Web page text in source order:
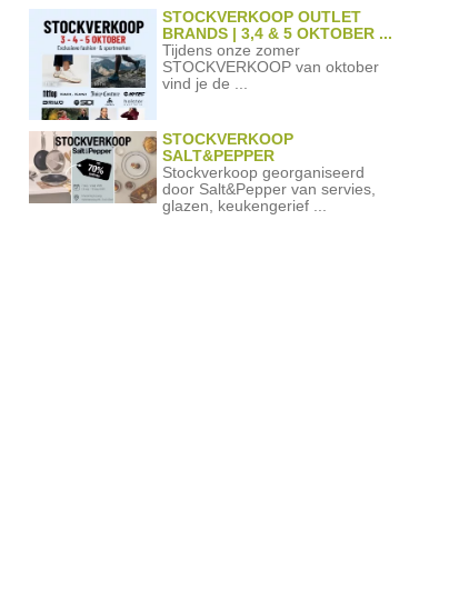
STOCKVERKOOP OUTLET
BRANDS | 3,4 & 5 OKTOBER ...
Tijdens onze zomer
STOCKVERKOOP van oktober
vind je de ...
STOCKVERKOOP
SALT&PEPPER
Stockverkoop georganiseerd
door Salt&Pepper van servies,
glazen, keukengerief ...